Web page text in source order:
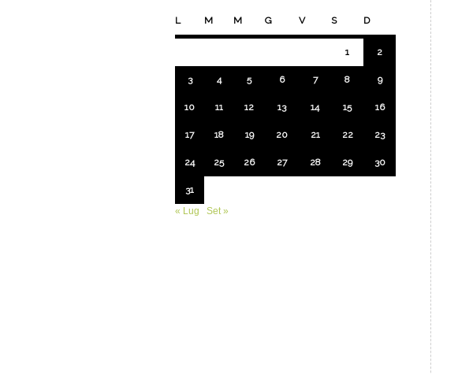
L M M G V S D
1 2
3 4 5 6 7 8 9
10 11 12 13 14 15 16
17 18 19 20 21 22 23
24 25 26 27 28 29 30
31
« Lug
Set »